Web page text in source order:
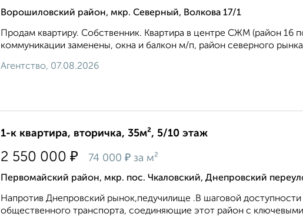
Ворошиловский район, мкр. Северный, Волкова 17/1
Продам квартиру. Собственник. Квартира в центре СЖМ (район 16
коммуникации заменены, окна и балкон м/п, район северного
Агентство, 07.08.2026
1-к квартира, вторичка, 35м², 5/10 этаж
2 550 000 ₽ 74 000 ₽ за м²
Первомайский район, мкр. пос. Чкаловский, Днепровский
Напротив Днепровский рынок,педучилище .В шаговой
общественного транспорта, соединяющие этот район с